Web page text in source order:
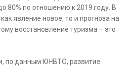
80% по отношению к 2019 году. В
явление новое, то и прогноза на
восстановление туризма – это
по данным ЮНВТО, развитие